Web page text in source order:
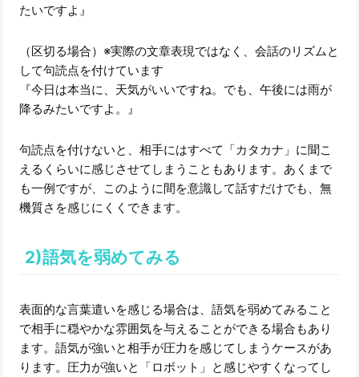
たいですよ』
（区切る場合）※実際の文章表現ではなく、会話のリズムと
して句読点を付けています
『今日は本当に、天気がいいですね。でも、午後には雨が
降るみたいですよ。』
句読点を付けないと、相手にはすべて「カタカナ」に聞こ
えるくらいに感じさせてしまうこともあります。あくまで
も一例ですが、このように間を意識して話すだけでも、無
機質さを感じにくくできます。
2)語気を弱めてみる
表面的な言葉遣いを感じる場合は、語気を弱めてみること
で相手に穏やかな雰囲気を与えることができる場合もあり
ます。語気が強いと相手が圧力を感じてしまうケースがあ
ります。圧力が強いと「ロボット」と感じやすくなってし